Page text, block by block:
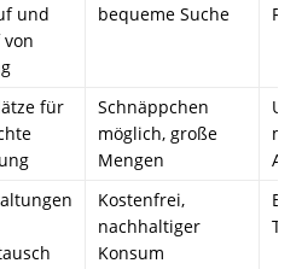
und
von
bequeme Suche
für
Schnäppchen
möglich, große
Mengen
Kostenfrei,
nachhaltiger
Konsum